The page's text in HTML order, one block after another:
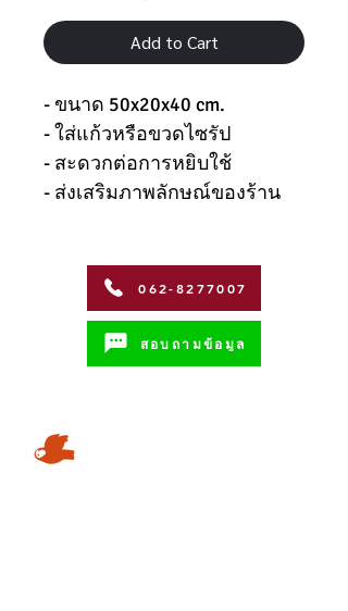
Add to Cart
- ขนาด 50x20x40 cm.
- ใส่แก้วหรือขวดไซรัป
- สะดวกต่อการหยิบใช้
- ส่งเสริมภาพลักษณ์ของร้าน
062-8277007
สอบถามข้อมูล